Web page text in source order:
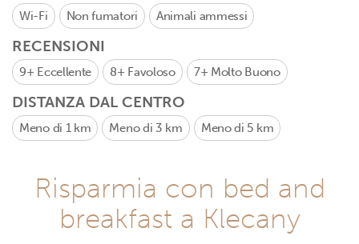
Wi-Fi Non fumatori Animali ammessi
RECENSIONI
9+ Eccellente 8+ Favoloso 7+ Molto Buono
DISTANZA DAL CENTRO
Meno di 1 km Meno di 3 km Meno di 5 km
Risparmia con bed and
breakfast a Klecany